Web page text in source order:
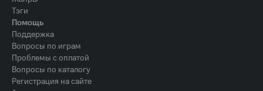
Тэги
Помощь
Поддержка
Вопросы по играм
Проблемы с оплатой
Вопросы по каталогу
Регистрация на сайте